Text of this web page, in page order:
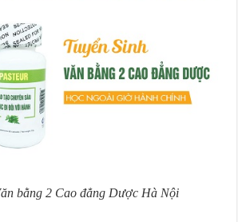
bằng 2 Cao đẳng Dược Hà Nội